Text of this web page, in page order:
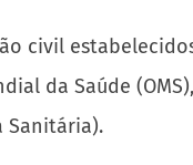
civil
da Saúde
Sanitária).